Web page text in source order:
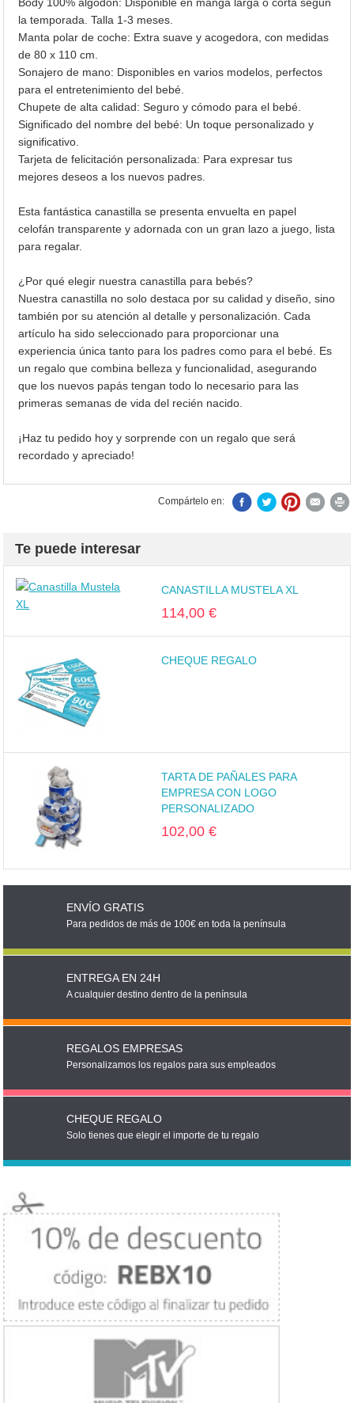
la temporada. Talla 1-3 meses.
Manta polar de coche: Extra suave y acogedora, con medidas
de 80 x 110 cm.
Sonajero de mano: Disponibles en varios modelos, perfectos
para el entretenimiento del bebé.
Chupete de alta calidad: Seguro y cómodo para el bebé.
Significado del nombre del bebé: Un toque personalizado y
significativo.
Tarjeta de felicitación personalizada: Para expresar tus
mejores deseos a los nuevos padres.
Esta fantástica canastilla se presenta envuelta en papel
celofán transparente y adornada con un gran lazo a juego, lista
para regalar.
¿Por qué elegir nuestra canastilla para bebés?
Nuestra canastilla no solo destaca por su calidad y diseño, sino
también por su atención al detalle y personalización. Cada
artículo ha sido seleccionado para proporcionar una
experiencia única tanto para los padres como para el bebé. Es
un regalo que combina belleza y funcionalidad, asegurando
que los nuevos papás tengan todo lo necesario para las
primeras semanas de vida del recién nacido.
¡Haz tu pedido hoy y sorprende con un regalo que será
recordado y apreciado!
Compártelo en:
Te puede interesar
CANASTILLA MUSTELA XL
114,00 €
CHEQUE REGALO
TARTA DE PAÑALES PARA
EMPRESA CON LOGO
PERSONALIZADO
102,00 €
ENVÍO GRATIS
Para pedidos de más de 100€ en toda la península
ENTREGA EN 24H
A cualquier destino dentro de la península
REGALOS EMPRESAS
Personalizamos los regalos para sus empleados
CHEQUE REGALO
Solo tienes que elegir el importe de tu regalo